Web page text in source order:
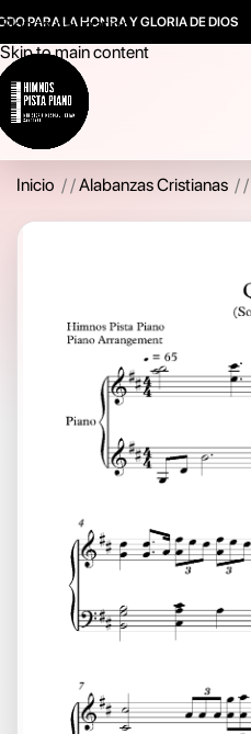
Skip to navigation
Skip to main content
PARA LA HONRA Y GLORIA DE DIOS
Inicio / Alabanzas Cristianas /